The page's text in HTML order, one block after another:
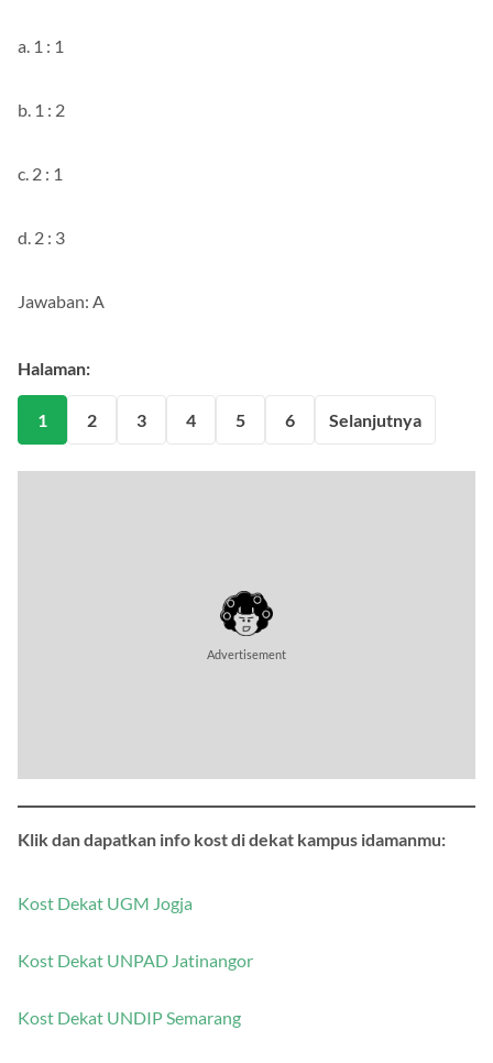
a. 1 : 1
b. 1 : 2
c. 2 : 1
d. 2 : 3
Jawaban: A
Halaman:
1 2 3 4 5 6 Selanjutnya
Advertisement
Klik dan dapatkan info kost di dekat kampus idamanmu:
Kost Dekat UGM Jogja
Kost Dekat UNPAD Jatinangor
Kost Dekat UNDIP Semarang